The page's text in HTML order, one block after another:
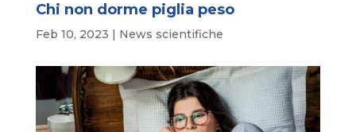
Chi non dorme piglia peso
Feb 10, 2023 | News scientifiche